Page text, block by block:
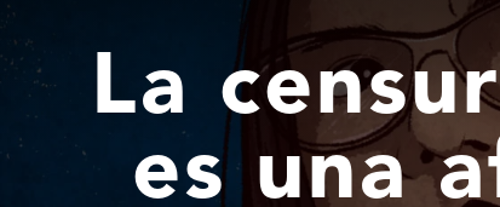
La
es una